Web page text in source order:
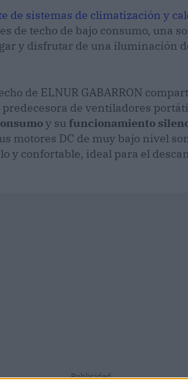
de sistemas de climatización y
de techo de bajo consumo, una
y disfrutar de una iluminación
de ELNUR GABARRON
de ventiladores
y su funcionamiento
motores DC de muy bajo nivel
y confortable, ideal para el
Publicidad